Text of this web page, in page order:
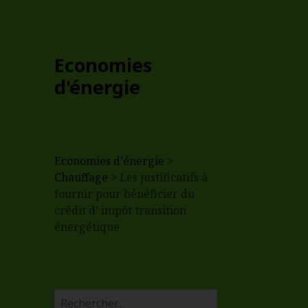
Economies
d'énergie
Economies d'énergie >
Chauffage > Les justificatifs à
fournir pour bénéficier du
crédit d’ impôt transition
énergétique